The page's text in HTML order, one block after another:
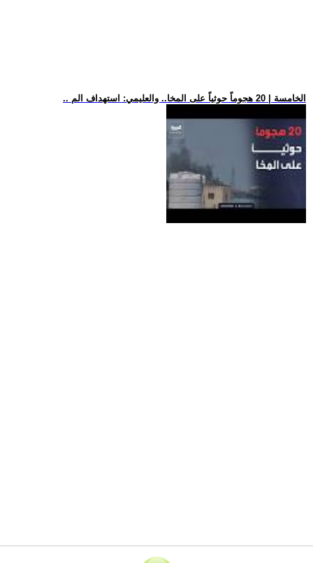
.. الخامسة | 20 هجوماً حوثياً على المخا.. والعليمي: استهداف الم